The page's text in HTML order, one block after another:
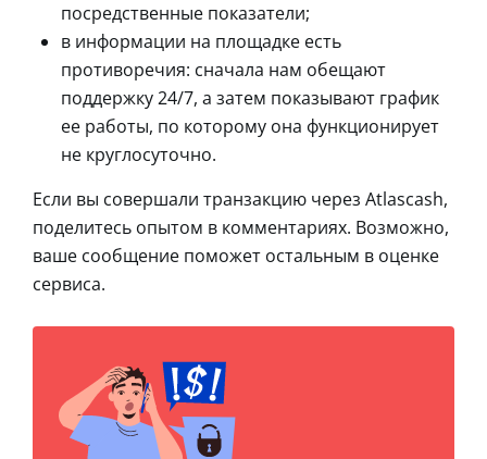
посредственные показатели;
в информации на площадке есть
противоречия: сначала нам обещают
поддержку 24/7, а затем показывают график
ее работы, по которому она функционирует
не круглосуточно.
Если вы совершали транзакцию через Atlascash,
поделитесь опытом в комментариях. Возможно,
ваше сообщение поможет остальным в оценке
сервиса.